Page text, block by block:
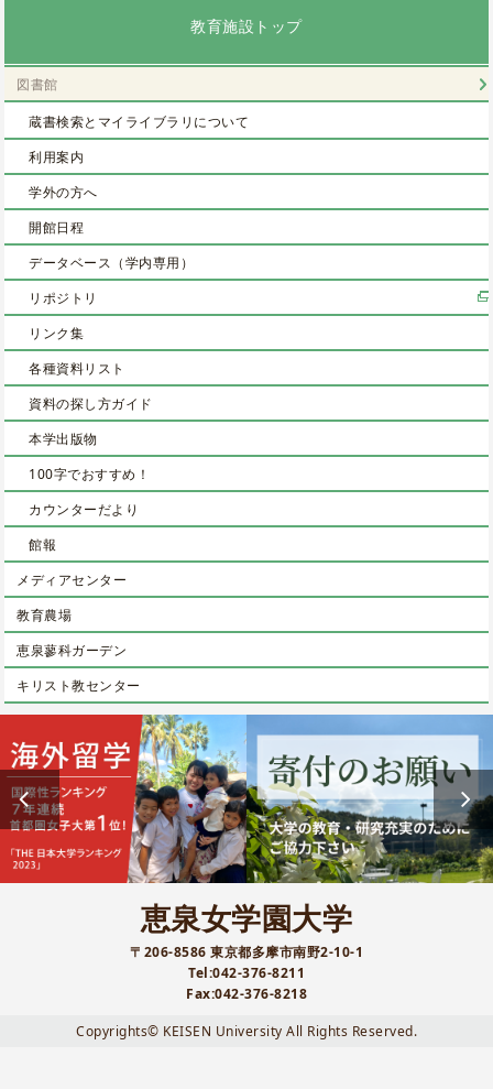
教育施設トップ
図書館
蔵書検索とマイライブラリについて
利用案内
学外の方へ
開館日程
データベース（学内専用）
リポジトリ
リンク集
各種資料リスト
資料の探し方ガイド
本学出版物
100字でおすすめ！
カウンターだより
館報
メディアセンター
教育農場
恵泉蓼科ガーデン
キリスト教センター
恵泉女学園大学
〒206-8586 東京都多摩市南野2-10-1
Tel:042-376-8211
Fax:042-376-8218
Copyrights© KEISEN University All Rights Reserved.